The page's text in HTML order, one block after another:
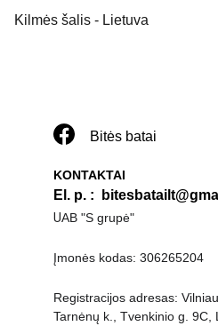
Kilmės šalis - Lietuva
KONTAKTAI
El. p. :
UAB "S grupė"
Įmonės kodas: 306265204
Registracijos adresas:
Tarnėnų k., Tvenkinio g. 9C,
Bitės batai